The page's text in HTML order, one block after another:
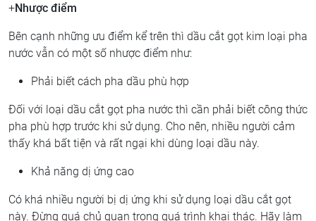
+Nhược điểm
Bên cạnh những ưu điểm kể trên thì dầu cắt gọt kim loại pha
nước vẫn có một số nhược điểm như:
Phải biết cách pha dầu phù hợp
Đối với loại dầu cắt gọt pha nước thì cần phải biết công thức
pha phù hợp trước khi sử dụng. Cho nên, nhiều người cảm
thấy khá bất tiện và rất ngại khi dùng loại dầu này.
Khả năng dị ứng cao
Có khá nhiều người bị dị ứng khi sử dụng loại dầu cắt gọt
này. Đừng quá chủ quan trong quá trình khai thác. Hãy làm